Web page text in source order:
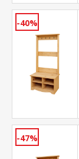
-40%
-47%